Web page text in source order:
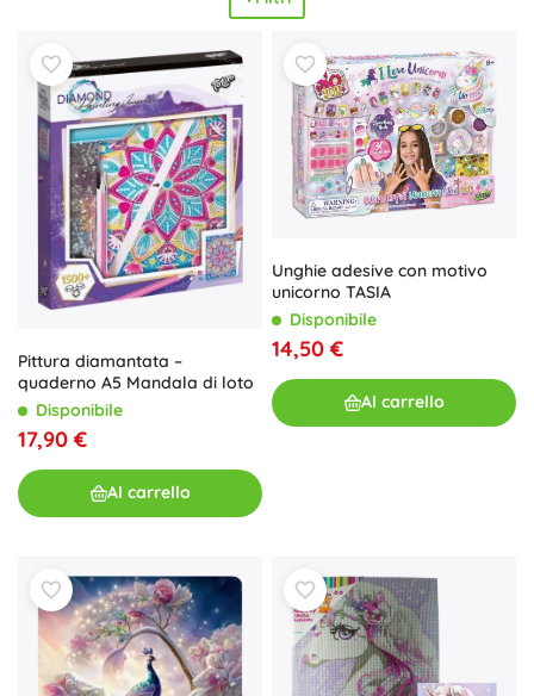
Pittura diamantata –
quaderno A5 Mandala di loto
Disponibile
17,90 €
Al carrello
Unghie adesive con motivo
unicorno TASIA
Disponibile
14,50 €
Al carrello